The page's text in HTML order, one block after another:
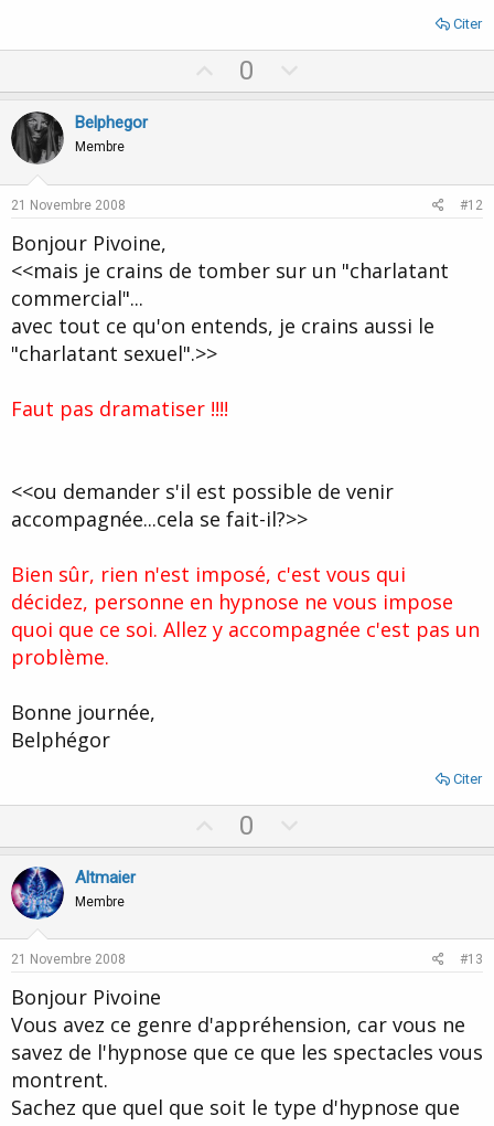
Citer
p
0
o
Belphegor
Membre
21 Novembre 2008 #12
Bonjour Pivoine,
<<mais je crains de tomber sur un "charlatant
commercial"...
avec tout ce qu'on entends, je crains aussi le
"charlatant sexuel".>>
Faut pas dramatiser !!!!
<<ou demander s'il est possible de venir
accompagnée...cela se fait-il?>>
Bien sûr, rien n'est imposé, c'est vous qui
décidez, personne en hypnose ne vous impose
quoi que ce soi. Allez y accompagnée c'est pas un
problème.
Bonne journée,
Belphégor
Citer
p
t
0
o
v
e
Altmaier
Membre
21 Novembre 2008 #13
Bonjour Pivoine
Vous avez ce genre d'appréhension, car vous ne
savez de l'hypnose que ce que les spectacles vous
montrent.
Sachez que quel que soit le type d'hypnose que